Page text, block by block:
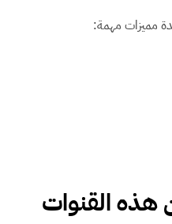
مميزات مهمة:
هذه القنوات